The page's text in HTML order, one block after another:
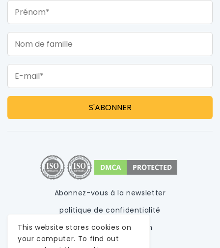
Prénom*
Nom de famille
E-mail*
Abonnez-vous à la newsletter
politique de confidentialité
Conditions d'utilisation
Plan du site
This website stores cookies on
your computer. To find out